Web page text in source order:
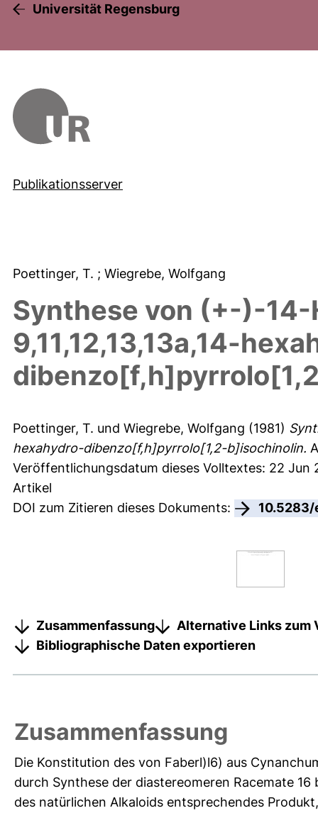
Universität Regensburg
Publikationsserver
Poettinger, T. ; Wiegrebe, Wolfgang
Synthese von (+-)-
9,11,12,13,13a,14-
Poettinger, T. und Wiegrebe, Wolfgang (1981)
hexahydro-dibenzo[f,h]pyrrolo[1,2-b]isochinolin.
Veröffentlichungsdatum dieses Volltextes: 22 Jun
Artikel
DOI zum Zitieren dieses Dokuments:
10.5283/
Zusammenfassung
Alternative Links zum
Bibliographische Daten exportieren
Zusammenfassung
Die Konstitution des von Faberl)l6) aus
durch Synthese der diastereomeren Racemate
des natürlichen Alkaloids entsprechendes